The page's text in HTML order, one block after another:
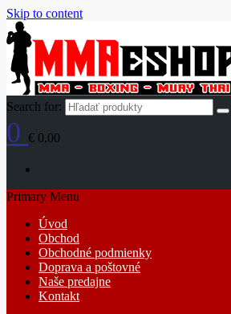
Skip to content
Search for:
0 € 0,00
Primary Menu
Úvod
Obchod
Obchodné podmienky
Doprava a poštovné
Naše predajne
Kontakt